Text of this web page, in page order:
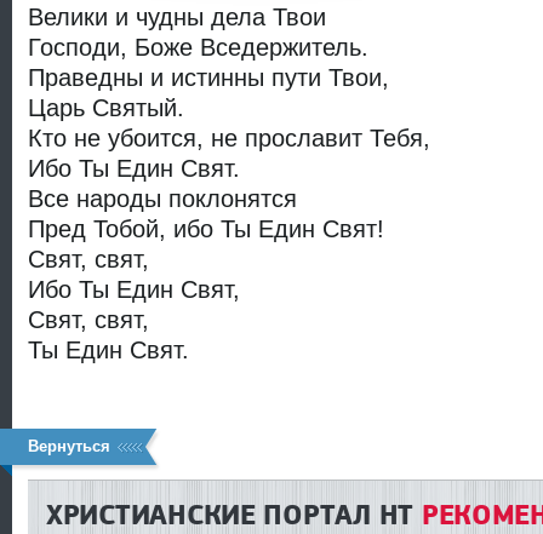
Велики и чудны дела Твои
Господи, Боже Вседержитель.
Праведны и истинны пути Твои,
Царь Святый.
Кто не убоится, не прославит Тебя,
Ибо Ты Един Свят.
Все народы поклонятся
Пред Тобой, ибо Ты Един Свят!
Свят, свят,
Ибо Ты Един Свят,
Свят, свят,
Ты Един Свят.
Вернуться
ХРИСТИАНСКИЕ ПОРТАЛ HT